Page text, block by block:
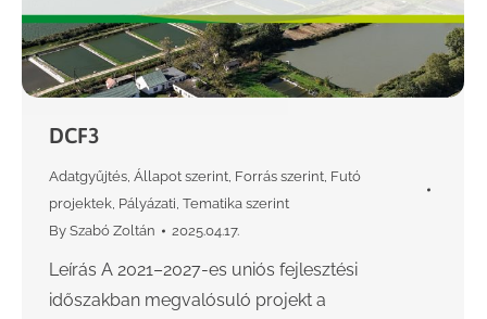
DCF3
Adatgyűjtés, Állapot szerint, Forrás szerint, Futó
projektek, Pályázati, Tematika szerint
By Szabó Zoltán 2025.04.17.
Leírás A 2021–2027-es uniós fejlesztési
időszakban megvalósuló projekt a